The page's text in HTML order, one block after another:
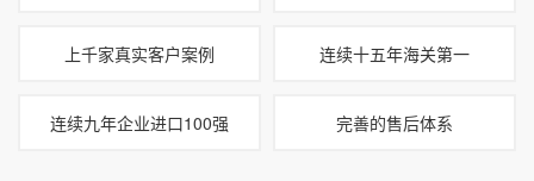
上千家真实客户案例 连续十五年海关第一
连续九年企业进口100强 完善的售后体系